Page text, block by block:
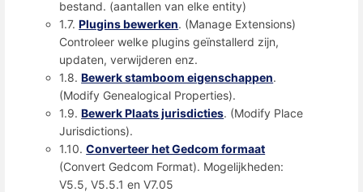
bestand. (aantallen van elke entity)
1.7.Plugins bewerken. (Manage Extensions)
Controleer welke plugins geïnstallerd zijn,
updaten, verwijderen enz.
1.8.Bewerk stamboom eigenschappen.
(Modify Genealogical Properties).
1.9.Bewerk Plaats jurisdicties. (Modify Place
Jurisdictions).
1.10.Converteer het Gedcom formaat
(Convert Gedcom Format). Mogelijkheden:
V5.5, V5.5.1 en V7.05